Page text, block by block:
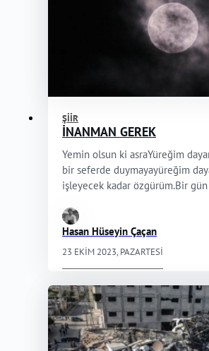
ŞIIR
İNANMAN GEREK
Yemin olsun ki asraYüreğim
bir seferde duymayayüreğim
işleyecek kadar özgürüm.Bir
Hasan Hüseyin Çaçan
23 EKIM 2023, PAZARTESI